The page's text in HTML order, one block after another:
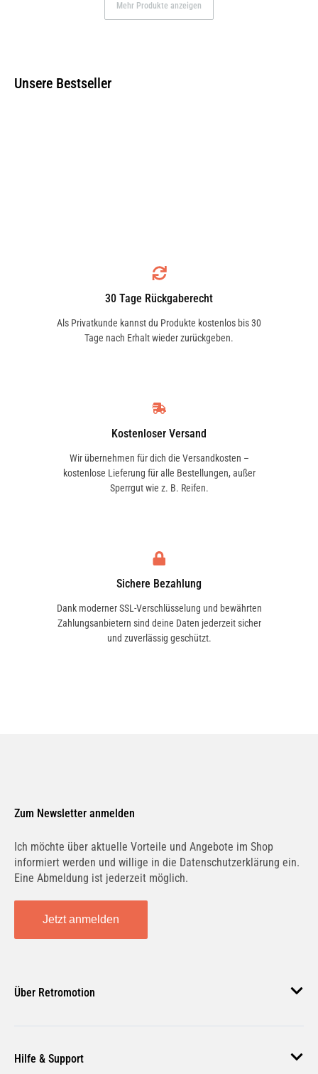
Mehr Produkte anzeigen
Unsere Bestseller
30 Tage Rückgaberecht
Als Privatkunde kannst du Produkte kostenlos bis 30
Tage nach Erhalt wieder zurückgeben.
Kostenloser Versand
Wir übernehmen für dich die Versandkosten –
kostenlose Lieferung für alle Bestellungen, außer
Sperrgut wie z. B. Reifen.
Sichere Bezahlung
Dank moderner SSL-Verschlüsselung und bewährten
Zahlungsanbietern sind deine Daten jederzeit sicher
und zuverlässig geschützt.
Zum Newsletter anmelden
Ich möchte über aktuelle Vorteile und Angebote im Shop
informiert werden und willige in die Datenschutzerklärung ein.
Eine Abmeldung ist jederzeit möglich.
Jetzt anmelden
Über Retromotion
Unsere Jobs
Hilfe & Support